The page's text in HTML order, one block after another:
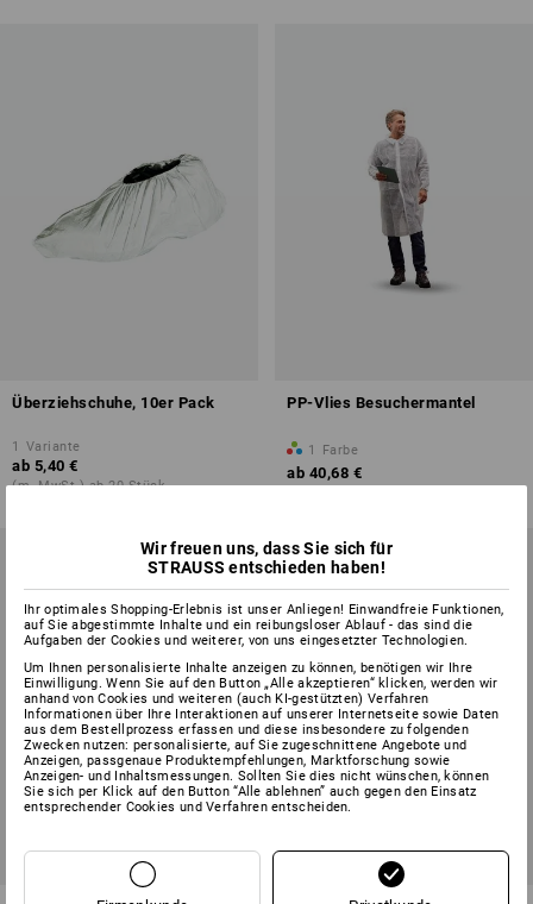
Überziehschuhe, 10er Pack
1 Variante
ab 5,40 €
(m. MwSt.) ab 20 Stück
PP-Vlies Besuchermantel
1 Farbe
ab 40,68 €
Wir freuen uns, dass Sie sich für
STRAUSS entschieden haben!
Ihr optimales Shopping-Erlebnis ist unser Anliegen! Einwandfreie Funktionen,
auf Sie abgestimmte Inhalte und ein reibungsloser Ablauf - das sind die
Aufgaben der Cookies und weiterer, von uns eingesetzter Technologien.
Um Ihnen personalisierte Inhalte anzeigen zu können, benötigen wir Ihre
Einwilligung. Wenn Sie auf den Button „Alle akzeptieren“ klicken, werden wir
anhand von Cookies und weiteren (auch KI-gestützten) Verfahren
Informationen über Ihre Interaktionen auf unserer Internetseite sowie Daten
aus dem Bestellprozess erfassen und diese insbesondere zu folgenden
Zwecken nutzen: personalisierte, auf Sie zugeschnittene Angebote und
Anzeigen, passgenaue Produktempfehlungen, Marktforschung sowie
Anzeigen- und Inhaltsmessungen. Sollten Sie dies nicht wünschen, können
Sie sich per Klick auf den Button “Alle ablehnen” auch gegen den Einsatz
entsprechender Cookies und Verfahren entscheiden.